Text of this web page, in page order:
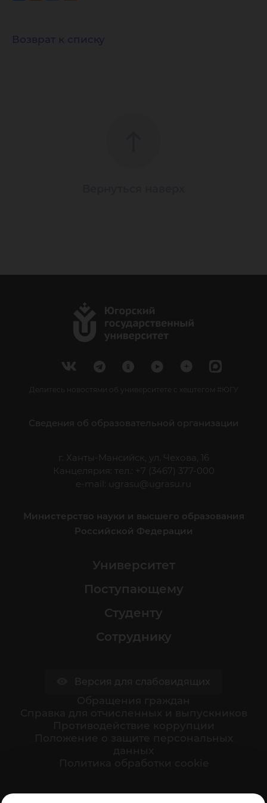
Возврат к списку
Делитесь новостями об университете с хештегом #ЮГУ
Сведения об образовательной организации
г. Ханты-Мансийск, ул. Чехова, 16
Канцелярия: тел.: +7 (3467) 377-000
e-mail:
ugrasu@ugrasu.ru
Министерство науки и высшего образования
Российской Федерации
Университет
Поступающему
Студенту
Сотруднику